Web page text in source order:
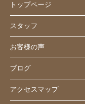
トップページ
スタッフ
お客様の声
ブログ
アクセスマップ